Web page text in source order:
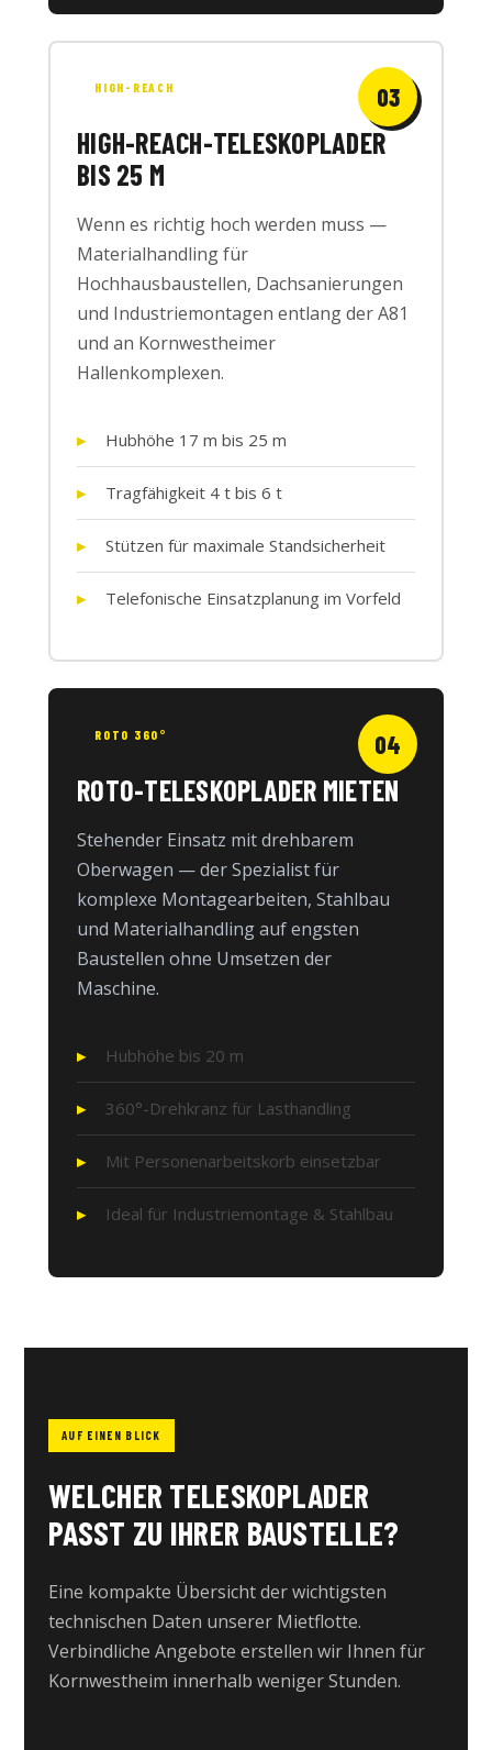
03
HIGH-REACH
HIGH-REACH-TELESKOPLADER
BIS 25 M
Wenn es richtig hoch werden muss —
Materialhandling für
Hochhausbaustellen, Dachsanierungen
und Industriemontagen entlang der A81
und an Kornwestheimer
Hallenkomplexen.
Hubhöhe 17 m bis 25 m
Tragfähigkeit 4 t bis 6 t
Stützen für maximale Standsicherheit
Telefonische Einsatzplanung im Vorfeld
04
ROTO 360°
ROTO-TELESKOPLADER MIETEN
Stehender Einsatz mit drehbarem
Oberwagen — der Spezialist für
komplexe Montagearbeiten, Stahlbau
und Materialhandling auf engsten
Baustellen ohne Umsetzen der
Maschine.
Hubhöhe bis 20 m
360°-Drehkranz für Lasthandling
Mit Personenarbeitskorb einsetzbar
Ideal für Industriemontage & Stahlbau
AUF EINEN BLICK
WELCHER TELESKOPLADER
PASST ZU IHRER BAUSTELLE?
Eine kompakte Übersicht der wichtigsten
technischen Daten unserer Mietflotte.
Verbindliche Angebote erstellen wir Ihnen für
Kornwestheim innerhalb weniger Stunden.